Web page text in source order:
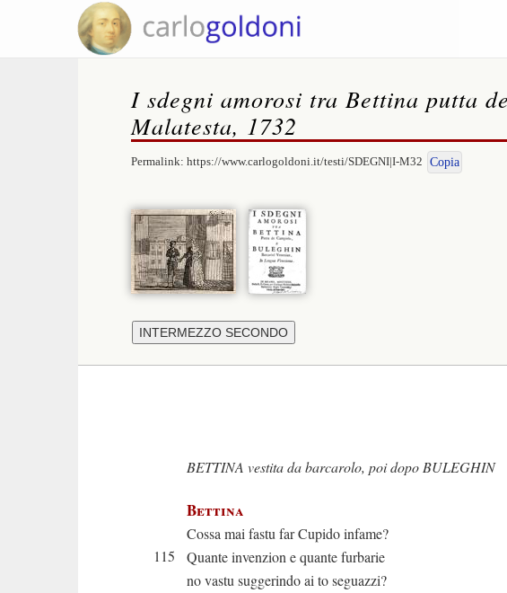
I sdegni amorosi tra Bettina putta
Malatesta, 1732
Permalink: https://www.carlogoldoni.it/testi/SDEGNI|I-M32 Copia
BETTINA vestita da barcarolo, poi dopo BULEGHIN
Bettina
Cossa mai fastu far Cupido infame?
115
Quante invenzion e quante furbarie
no vastu suggerindo ai to seguazzi?